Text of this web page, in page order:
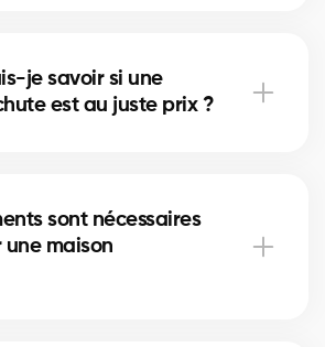
courtiers vous aident à trouver
à vos objectifs et à votre
je savoir si une
est au juste prix ?
vous donner une estimation
de surpayer.
sont nécessaires
maison